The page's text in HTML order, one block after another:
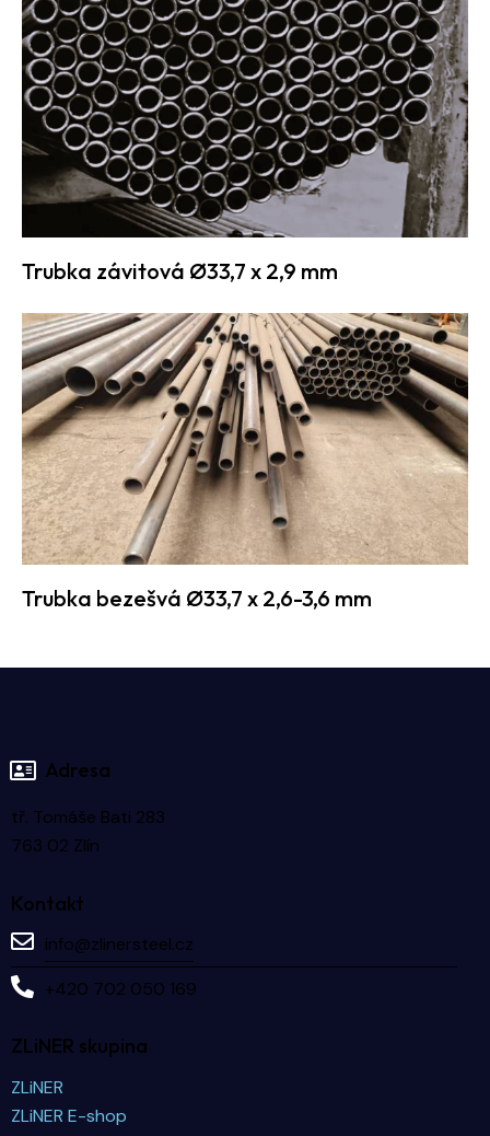
Trubka závitová Ø33,7 x 2,9 mm
Trubka bezešvá Ø33,7 x 2,6-3,6 mm
Adresa
tř. Tomáše Bati 283
763 02 Zlín
Kontakt
info@zlinersteel.cz
+420 702 050 169
ZLiNER skupina
ZLiNER
ZLiNER E-shop